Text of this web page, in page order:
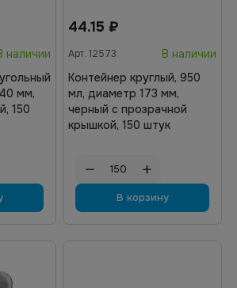
наличии
мм,
150
44.15 ₽
Арт. 12573
В наличии
Контейнер круглый, 950
мл, диаметр 173 мм,
черный с прозрачной
крышкой, 150 штук
В корзину